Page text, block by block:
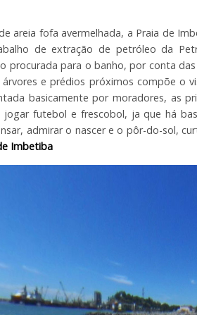
areia fofa avermelhada, a Praia de
de extração de petróleo da
procurada para o banho, por conta
árvores e prédios próximos compõe o
basicamente por moradores, as
jogar futebol e frescobol, ja que há
admirar o nascer e o pôr-do-sol,
Imbetiba